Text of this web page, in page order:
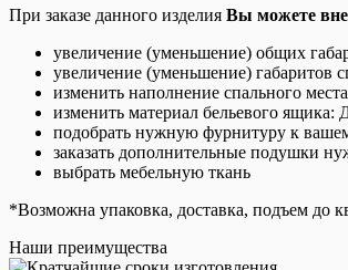
При заказе данного изделия Вы можете
увеличение (уменьшение) общих
увеличение (уменьшение) габаритов
изменить наполнение спального
изменить материал бельевого
подобрать нужную фурнитуру к
заказать дополнительные подушки
выбрать мебельную ткань
*Возможна упаковка, доставка, подъем до
Наши преимущества